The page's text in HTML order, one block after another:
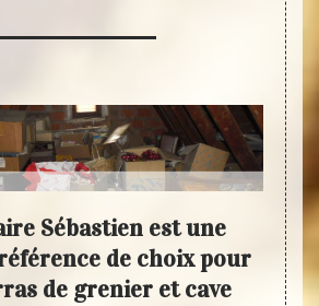
Sébastien est une
de choix pour
de grenier et cave